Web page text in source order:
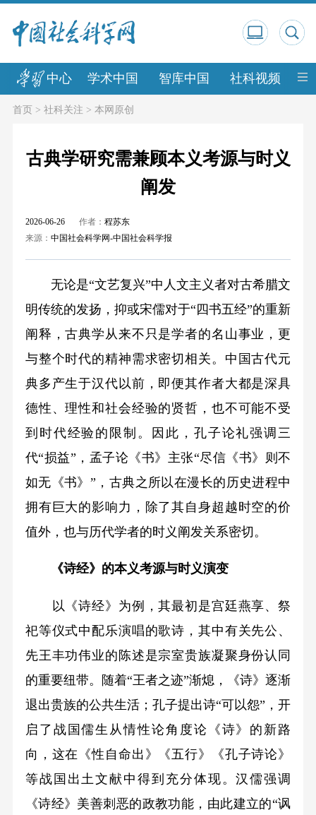
中心 学术中国 智库中国 社科视频 中
首页> 社科关注 > 本网原创
古典学研究需兼顾本义考源与时义
阐发
2026-06-26 作者： 程苏东
来源： 中国社会科学网-中国社会科学报
无论是“文艺复兴”中人文主义者对古希腊文
明传统的发扬，抑或宋儒对于“四书五经”的重新
阐释，古典学从来不只是学者的名山事业，更
与整个时代的精神需求密切相关。中国古代元
典多产生于汉代以前，即便其作者大都是深具
德性、理性和社会经验的贤哲，也不可能不受
到时代经验的限制。因此，孔子论礼强调三
代“损益”，孟子论《书》主张“尽信《书》则不
如无《书》”，古典之所以在漫长的历史进程中
拥有巨大的影响力，除了其自身超越时空的价
值外，也与历代学者的时义阐发关系密切。
《诗经》的本义考源与时义演变
以《诗经》为例，其最初是宫廷燕享、祭
祀等仪式中配乐演唱的歌诗，其中有关先公、
先王丰功伟业的陈述是宗室贵族凝聚身份认同
的重要纽带。随着“王者之迹”渐熄，《诗》逐渐
退出贵族的公共生活；孔子提出诗“可以怨”，开
启了战国儒生从情性论角度论《诗》的新路
向，这在《性自命出》《五行》《孔子诗论》
等战国出土文献中得到充分体现。汉儒强调
《诗经》美善刺恶的政教功能，由此建立的“讽